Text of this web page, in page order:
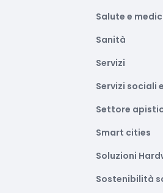
Salute e
Sanità
Servizi
Servizi sociali
Settore
Smart cities
Soluzioni
Sostenibilità